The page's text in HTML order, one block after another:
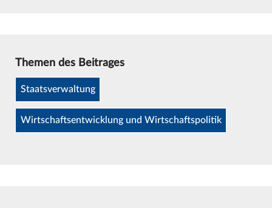
Themen des Beitrages
Staatsverwaltung
Wirtschaftsentwicklung und Wirtschaftspolitik